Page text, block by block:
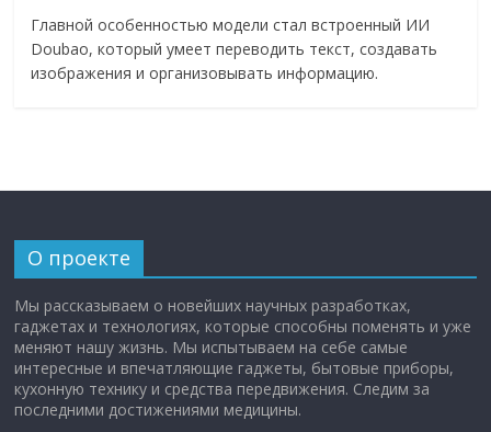
Главной особенностью модели стал встроенный ИИ
Doubao, который умеет переводить текст, создавать
изображения и организовывать информацию.
О проекте
Мы рассказываем о новейших научных разработках,
гаджетах и технологиях, которые способны поменять и уже
меняют нашу жизнь. Мы испытываем на себе самые
интересные и впечатляющие гаджеты, бытовые приборы,
кухонную технику и средства передвижения. Следим за
последними достижениями медицины.